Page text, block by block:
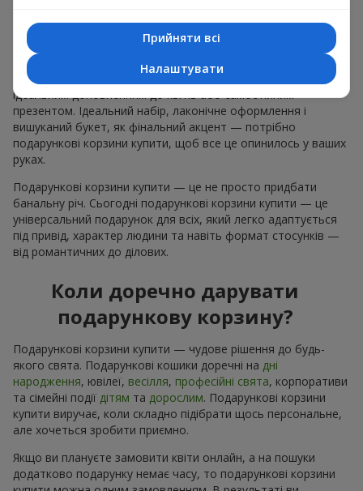
обмаль, у нас є для вас чудове перевірене рішення: ви
можете набір подарункові корзини купити. Подарункова
корзина з вишуканими смаколиками до свята, фруктами,
смачним чаєм чи, навіть, алкогольними напоями стає
ідеальним доповненням до квітів або самостійним
презентом. Ідеальний набір, лаконічне оформлення і
вишуканий букет, як фінальний акцент — потрібно
подарункові корзини купити, щоб все це опинилось у ваших
руках.
Подарункові корзини купити — це не просто придбати
банальну річ. Сьогодні подарункові корзини купити — це
універсальний подарунок для всіх, який легко адаптується
під привід, характер людини та навіть формат стосунків —
від романтичних до ділових.
Коли доречно дарувати
подарункову корзину?
Подарункові корзини купити — чудове рішення до будь-
якого свята. Подарункові кошики доречні на дні
народження, ювілеї, весілля, професійні свята, корпоративи
та сімейні події дітям та дорослим. Подарункові корзини
купити виручає, коли складно підібрати щось персональне,
але хочеться зробити приємно.
Якщо ви плануєте замовити квіти онлайн, а на пошуки
додатково подарунку немає часу, то подарункові корзини
Прийняти всі
Налаштувати